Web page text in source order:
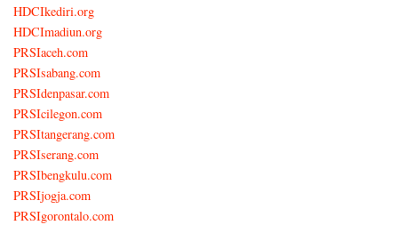
HDCIkediri.org
HDCImadiun.org
PRSIaceh.com
PRSIsabang.com
PRSIdenpasar.com
PRSIcilegon.com
PRSItangerang.com
PRSIserang.com
PRSIbengkulu.com
PRSIjogja.com
PRSIgorontalo.com